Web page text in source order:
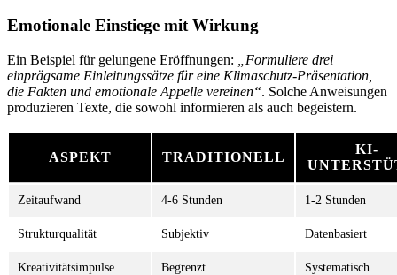
Emotionale Einstiege mit Wirkung
Ein Beispiel für gelungene Eröffnungen:
„Formuliere drei
einprägsame Einleitungssätze für eine Klimaschutz-Präsentation,
die Fakten und emotionale Appelle vereinen“. Solche Anweisungen
produzieren Texte, die sowohl informieren als auch begeistern.
ASPEKT TRADITIONELL
KI-
Zeitaufwand 4-6 Stunden 1-2 Stunden
Strukturqualität Subjektiv Datenbasiert
Kreativitätsimpulse Begrenzt Systematisch